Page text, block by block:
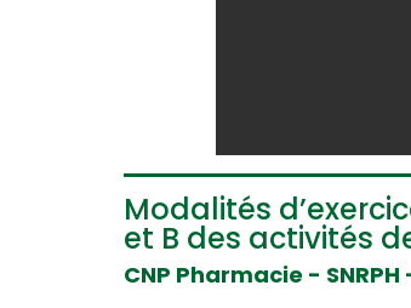
Modalités
et B des activités
CNP Pharmacie - SNRPH